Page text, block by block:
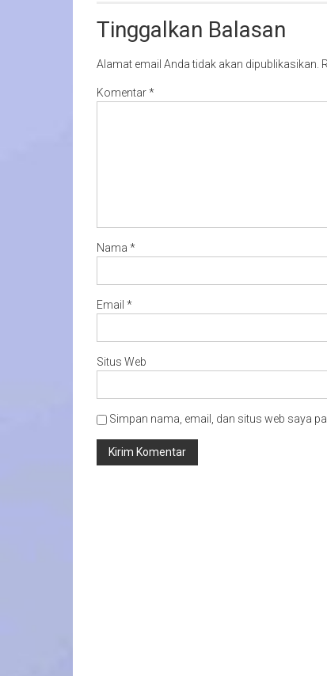
Tinggalkan Balasan
Alamat email Anda tidak akan dipublikasikan.
Komentar*
Nama *
Email *
Situs Web
Simpan nama, email, dan situs web saya